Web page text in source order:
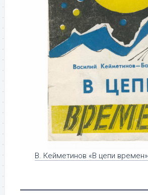
В. Кейметинов «В цепи времен»